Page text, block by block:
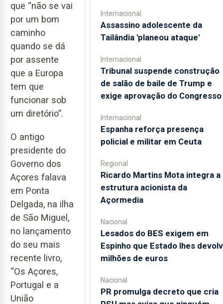
que “não se vai
por um bom
caminho
quando se dá
por assente
que a Europa
tem que
funcionar sob
um diretório”.
O antigo
presidente do
Governo dos
Açores falava
em Ponta
Delgada, na ilha
de São Miguel,
no lançamento
do seu mais
recente livro,
“Os Açores,
Portugal e a
União
Internacional
Assassino adolescente da
Tailândia 'planeou ataque'
Internacional
Tribunal suspende construção
de salão de baile de Trump e
exige aprovação do Congresso
Internacional
Espanha reforça presença
policial e militar em Ceuta
Regional
Ricardo Martins Mota integra a
estrutura acionista da
Açormedia
Nacional
Lesados do BES exigem em
Espinho que Estado lhes
milhões de euros
Nacional
PR promulga decreto que cria